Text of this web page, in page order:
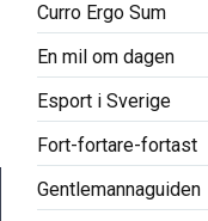
Curro Ergo Sum
En mil om dagen
Esport i Sverige
Fort-fortare-fortast
Gentlemannaguiden